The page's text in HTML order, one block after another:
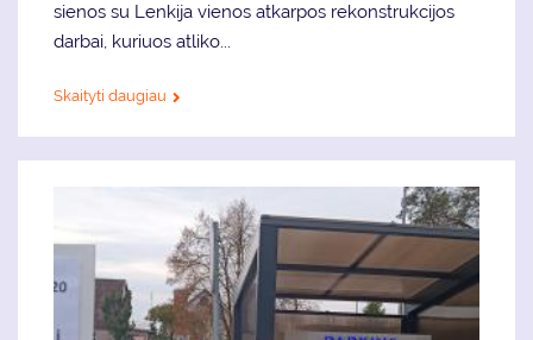
sienos su Lenkija vienos atkarpos re­konst­ruk­ci­jos
dar­bai, kuriuos atliko...
Skaityti daugiau